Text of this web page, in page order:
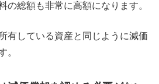
の総額も非常に高額になります。
有している資産と同じように減価
。